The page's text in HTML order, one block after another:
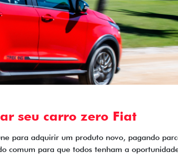
seu carro zero Fiat
para adquirir um produto novo, pagando
comum para que todos tenham a